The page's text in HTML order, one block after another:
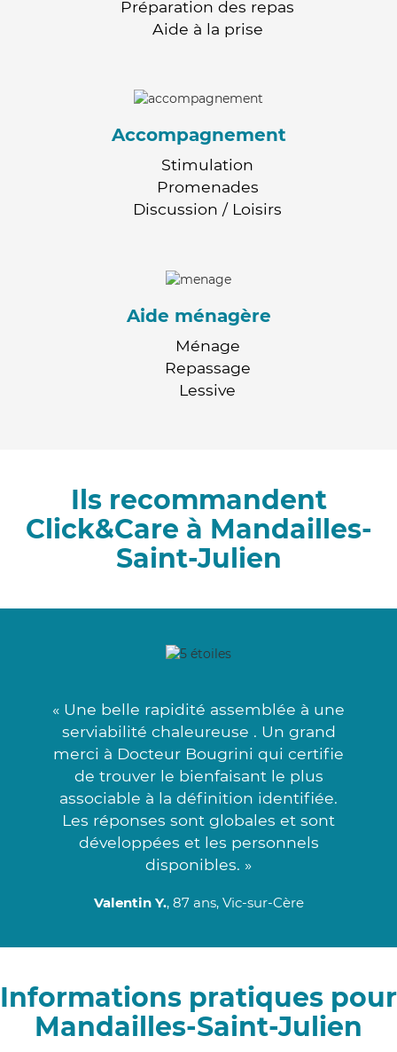
Préparation des repas
Aide à la prise
Accompagnement
Stimulation
Promenades
Discussion / Loisirs
Aide ménagère
Ménage
Repassage
Lessive
Ils recommandent
Click&Care à Mandailles-
Saint-Julien
« Une belle rapidité assemblée à une
serviabilité chaleureuse . Un grand
merci à Docteur Bougrini qui certifie
de trouver le bienfaisant le plus
associable à la définition identifiée.
Les réponses sont globales et sont
développées et les personnels
disponibles. »
Valentin Y., 87 ans, Vic-sur-Cère
Informations pratiques pour
Mandailles-Saint-Julien